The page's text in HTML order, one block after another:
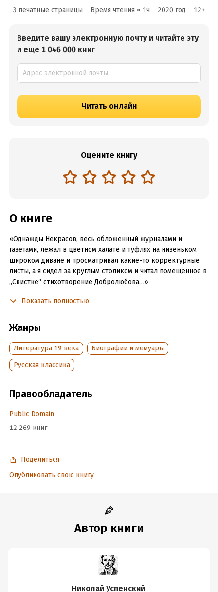
3 печатные страницы Время чтения ≈ 1ч 2020 год 12+
Введите вашу электронную почту и читайте эту
и еще 1 046 000 книг
Читать онлайн
Оцените книгу
О книге
«Однажды Некрасов, весь обложенный журналами и
газетами, лежал в цветном халате и туфлях на низеньком
широком диване и просматривал какие-то корректурные
листы, а я сидел за круглым столиком и читал помещенное в
„Свистке“ стихотворение Добролюбова…»
Читать отрывок
Подробная информация
Дата написания:1 января 1889
Объем:5582
Год издания:2020
Показать полностью
Жанры
Литература 19 века
Биографии и мемуары
Русская классика
Правообладатель
Public Domain
12 269 книг
Поделиться
Опубликовать свою книгу
Автор книги
Николай Успенский